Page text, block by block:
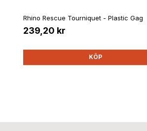
Rhino Rescue Tourniquet - Plastic Gag
239,20 kr
KÖP